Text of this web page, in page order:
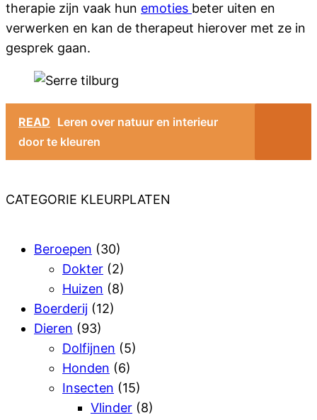
therapie zijn vaak hun emoties beter uiten en
verwerken en kan de therapeut hierover met ze in
gesprek gaan.
READ Leren over natuur en interieur
door te kleuren
CATEGORIE KLEURPLATEN
Beroepen (30)
Dokter (2)
Huizen (8)
Boerderij (12)
Dieren (93)
Dolfijnen (5)
Honden (6)
Insecten (15)
Vlinder (8)